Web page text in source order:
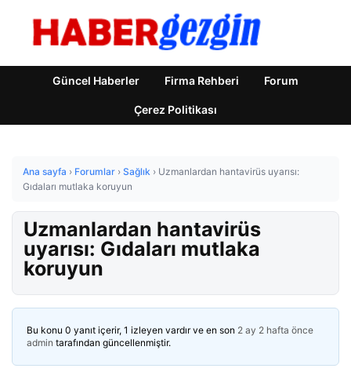
Güncel Haberler Firma Rehberi Forum
Çerez Politikası
Ana sayfa › Forumlar › Sağlık › Uzmanlardan hantavirüs uyarısı:
Gıdaları mutlaka koruyun
Uzmanlardan hantavirüs
uyarısı: Gıdaları mutlaka
koruyun
Bu konu 0 yanıt içerir, 1 izleyen vardır ve en son 2 ay 2 hafta önce
admin tarafından güncellenmiştir.